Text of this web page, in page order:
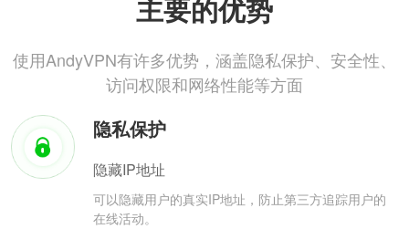
主要的优势
使用AndyVPN有许多优势，涵盖隐私保护、安全性、
访问权限和网络性能等方面
隐私保护
隐藏IP地址
可以隐藏用户的真实IP地址，防止第三方追踪用户的
在线活动。